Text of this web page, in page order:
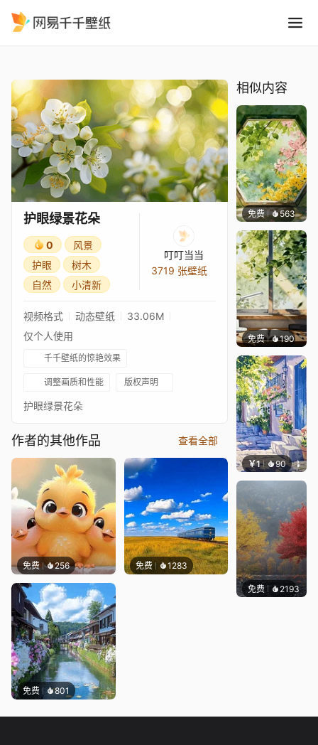
护眼绿景花朵
0
风景
护眼
树木
自然
小清新
叮叮当当
3719 张壁纸
视频格式 动态壁纸
33.06M
仅个人使用
千千壁纸的惊艳效果
调整画质和性能 版权声明
护眼绿景花朵
作者的其他作品 查看全部
免费 256 免费 1283
免费 801
相似内容
免费 563渔小小
免费 190渔小小
￥1 90 叮叮
免费 2193